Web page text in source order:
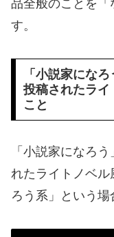
品全般のことを「
す。
「小説家にな
投稿されたライ
こと
「小説家になろ
れたライトノベ
ろう系」という場